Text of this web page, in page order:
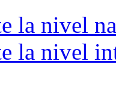
la nivel
la nivel